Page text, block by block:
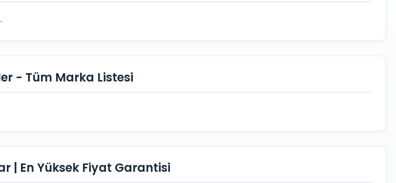
- Tüm Marka Listesi
| En Yüksek Fiyat Garantisi